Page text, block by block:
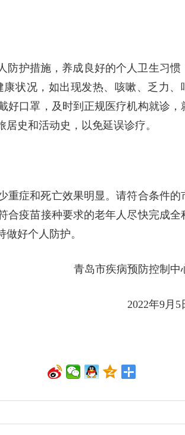
护措施，养成良好的个人卫生习惯
状况，如出现发热、咳嗽、乏力、
好口罩，及时到正规医疗机构就诊，
史和活动史，以免延误诊疗。
重症和死亡效果明显。请符合条件的
合疫苗接种要求的老年人尽快完成全
好个人防护。
青岛市疾病预防控制中
2022年9月5